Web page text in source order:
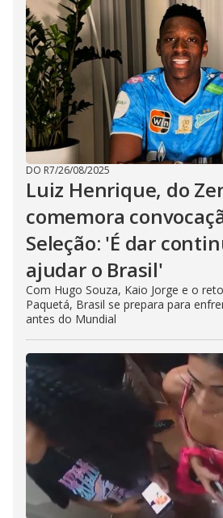
DO R7/26/08/2025
Luiz Henrique, do
comemora
Seleção: 'É dar
ajudar o Brasil'
Com Hugo Souza, Kaio Jorge e o
Paquetá, Brasil se prepara para
antes do Mundial